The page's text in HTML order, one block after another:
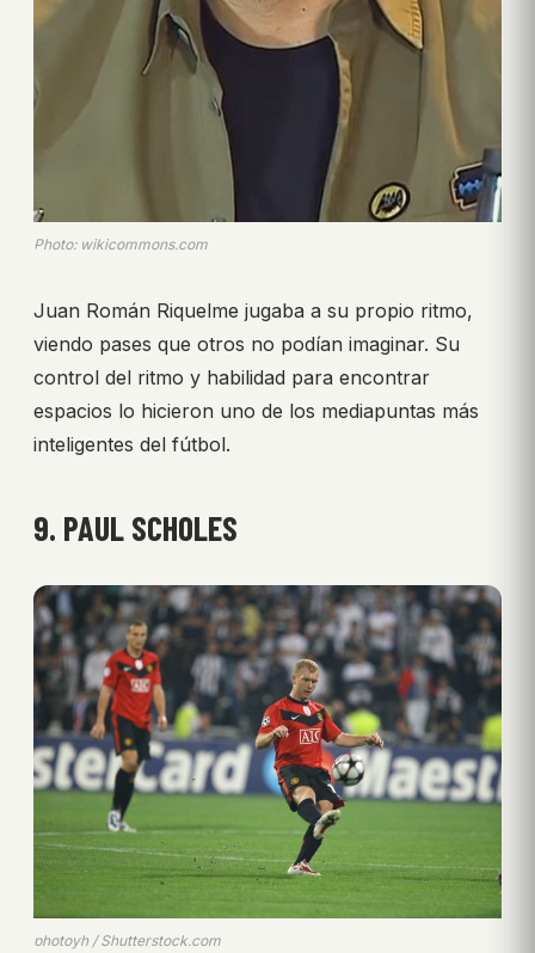
Photo: wikicommons.com
Juan Román Riquelme jugaba a su propio ritmo,
viendo pases que otros no podían imaginar. Su
control del ritmo y habilidad para encontrar
espacios lo hicieron uno de los mediapuntas más
inteligentes del fútbol.
9. PAUL SCHOLES
photoyh / Shutterstock.com